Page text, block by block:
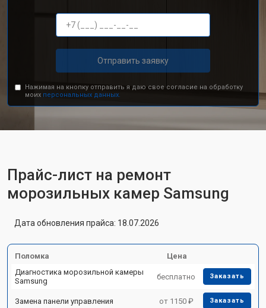
Отправить заявку
Нажимая на кнопку отправить я даю свое согласие на обработку
моих персональных данных.
Прайс-лист на ремонт
морозильных камер Samsung
Дата обновления прайса: 18.07.2026
Поломка
Цена
Диагностика морозильной камеры
Samsung
бесплатно Заказать
Замена панели управления от 1150 ₽ Заказать